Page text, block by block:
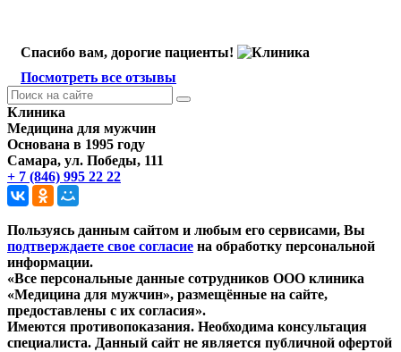
Спасибо вам, дорогие пациенты!
Посмотреть все отзывы
Клиника
Медицина для мужчин
Основана в 1995 году
Самара, ул. Победы, 111
+ 7 (846) 995 22 22
Пользуясь данным сайтом и любым его сервисами, Вы
подтверждаете свое согласие на обработку персональной
информации.
«Все персональные данные сотрудников ООО клиника
«Медицина для мужчин», размещённые на сайте,
предоставлены с их согласия».
Имеются противопоказания. Необходима консультация
специалиста. Данный сайт не является публичной офертой